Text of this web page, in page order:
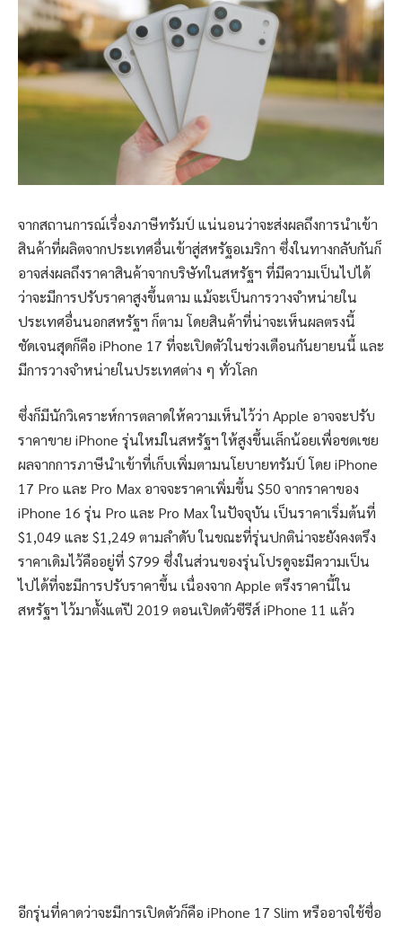
จากสถานการณ์เรื่องภาษีทรัมป์ แน่นอนว่าจะส่งผลถึงการนำเข้า
สินค้าที่ผลิตจากประเทศอื่นเข้าสู่สหรัฐอเมริกา ซึ่งในทางกลับกันก็
อาจส่งผลถึงราคาสินค้าจากบริษัทในสหรัฐฯ ที่มีความเป็นไปได้
ว่าจะมีการปรับราคาสูงขึ้นตาม แม้จะเป็นการวางจำหน่ายใน
ประเทศอื่นนอกสหรัฐฯ ก็ตาม โดยสินค้าที่น่าจะเห็นผลตรงนี้
ชัดเจนสุดก็คือ iPhone 17 ที่จะเปิดตัวในช่วงเดือนกันยายนนี้ และ
มีการวางจำหน่ายในประเทศต่าง ๆ ทั่วโลก
ซึ่งก็มีนักวิเคราะห์การตลาดให้ความเห็นไว้ว่า Apple อาจจะปรับ
ราคาขาย iPhone รุ่นใหม่ในสหรัฐฯ ให้สูงขึ้นเล็กน้อยเพื่อชดเชย
ผลจากการภาษีนำเข้าที่เก็บเพิ่มตามนโยบายทรัมป์ โดย iPhone
17 Pro และ Pro Max อาจจะราคาเพิ่มขึ้น $50 จากราคาของ
iPhone 16 รุ่น Pro และ Pro Max ในปัจจุบัน เป็นราคาเริ่มต้นที่
$1,049 และ $1,249 ตามลำดับ ในขณะที่รุ่นปกติน่าจะยังคงตรึง
ราคาเดิมไว้คืออยู่ที่ $799 ซึ่งในส่วนของรุ่นโปรดูจะมีความเป็น
ไปได้ที่จะมีการปรับราคาขึ้น เนื่องจาก Apple ตรึงราคานี้ใน
สหรัฐฯ ไว้มาตั้งแต่ปี 2019 ตอนเปิดตัวซีรีส์ iPhone 11 แล้ว
อีกรุ่นที่คาดว่าจะมีการเปิดตัวก็คือ iPhone 17 Slim หรืออาจใช้ชื่อ